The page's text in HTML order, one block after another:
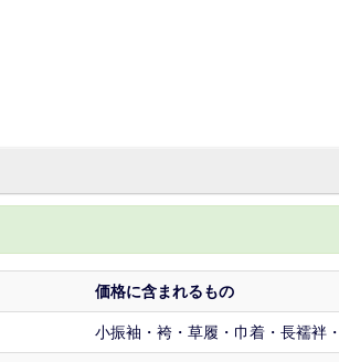
価格に含まれるもの
小振袖・袴・草履・巾着・長襦袢